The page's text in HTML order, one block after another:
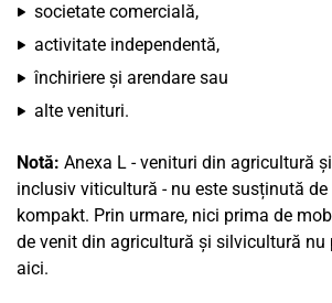
societate comercială,
activitate independentă,
închiriere și arendare sau
alte venituri.
Notă: Anexa L - venituri din agricultură
inclusiv viticultură - nu este susținută de
kompakt. Prin urmare, nici prima de
de venit din agricultură și silvicultură
aici.